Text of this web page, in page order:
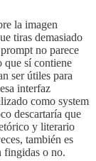
la imagen
tiras demasiado
no parece
que sí contiene
ser útiles para
interfaz
como system
descartaría que
y literario
también es
fingidas o no.